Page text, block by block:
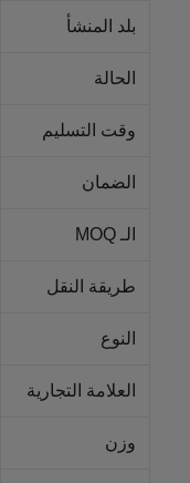
بلد المنشأ
الحالة
وقت التسليم
الضمان
الـ MOQ
طريقة النقل
النوع
العلامة التجارية
وزن